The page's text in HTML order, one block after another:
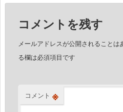
コメントを残す
メールアドレスが公開されることは
る欄は必須項目です
コメント ※